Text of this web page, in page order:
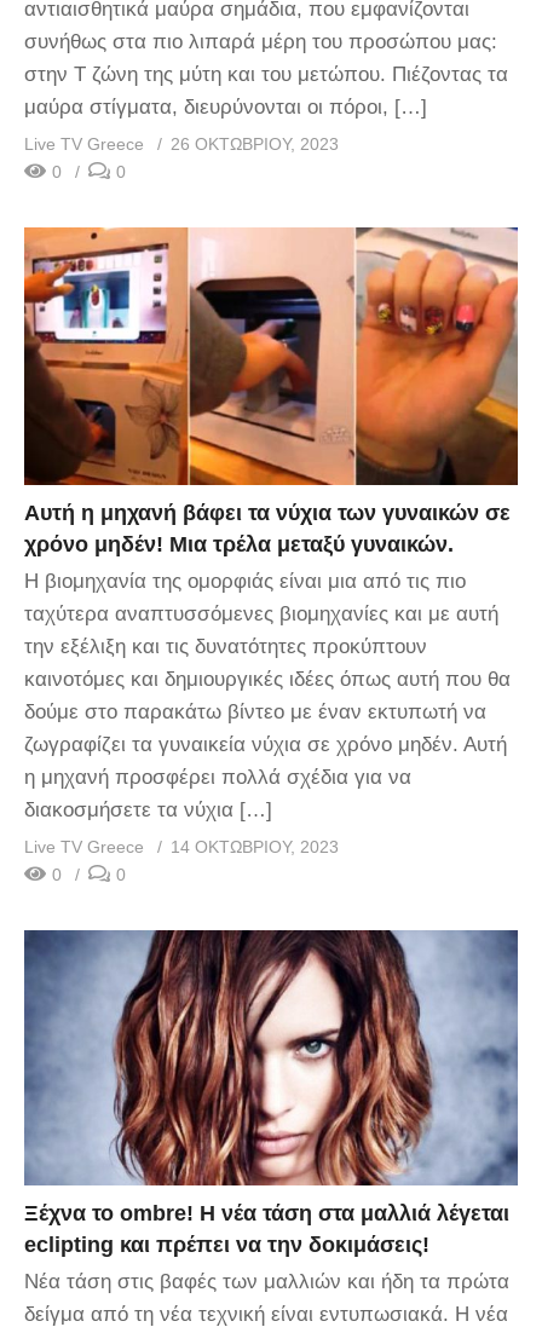
αντιαισθητικά μαύρα σημάδια, που εμφανίζονται
συνήθως στα πιο λιπαρά μέρη του προσώπου μας:
στην Τ ζώνη της μύτη και του μετώπου. Πιέζοντας τα
μαύρα στίγματα, διευρύνονται οι πόροι, […]
Live TV Greece
26 ΟΚΤΩΒΡΊΟΥ, 2023
0
0
Αυτή η μηχανή βάφει τα νύχια των γυναικών σε
χρόνο μηδέν! Μια τρέλα μεταξύ γυναικών.
Η βιομηχανία της ομορφιάς είναι μια από τις πιο
ταχύτερα αναπτυσσόμενες βιομηχανίες και με αυτή
την εξέλιξη και τις δυνατότητες προκύπτουν
καινοτόμες και δημιουργικές ιδέες όπως αυτή που θα
δούμε στο παρακάτω βίντεο με έναν εκτυπωτή να
ζωγραφίζει τα γυναικεία νύχια σε χρόνο μηδέν. Αυτή
η μηχανή προσφέρει πολλά σχέδια για να
διακοσμήσετε τα νύχια […]
Live TV Greece
14 ΟΚΤΩΒΡΊΟΥ, 2023
0
0
Ξέχνα το ombre! Η νέα τάση στα μαλλιά λέγεται
eclipting και πρέπει να την δοκιμάσεις!
Νέα τάση στις βαφές των μαλλιών και ήδη τα πρώτα
δείγμα από τη νέα τεχνική είναι εντυπωσιακά. Η νέα